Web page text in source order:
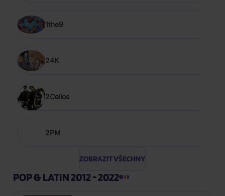
1the9
24K
2Cellos
2PM
ZOBRAZIT VŠECHNY
POP & LATIN 2012 - 2022